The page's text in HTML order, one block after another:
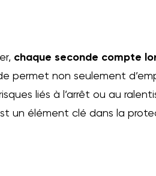
chaque seconde compte
permet non seulement
liés à l’arrêt ou au
un élément clé dans la